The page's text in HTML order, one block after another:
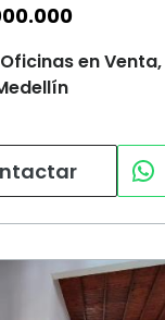
en Venta,